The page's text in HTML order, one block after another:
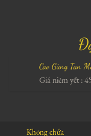
Cao Gừng Tan
Giá niêm yết :
Không chứa